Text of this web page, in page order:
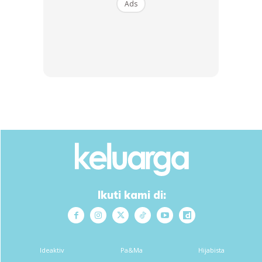
Menurutnya, ibunya menyedari bahawa bayi itu tidak
bernafas ketika mereka berhenti di perhentian bas itu.
Betong dan disahkan meninggal dunia apabila sampai ke
Ads
Ikuti kami di:
Ideaktiv Pa&Ma Hijabista